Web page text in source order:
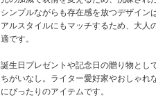
シンプルながらも存在感を放つデザイン
アルスタイルにもマッチするため、大人
適です。
誕生日プレゼントや記念日の贈り物とし
ちがいなし。ライター愛好家やおしゃれ
にぴったりのアイテムです。